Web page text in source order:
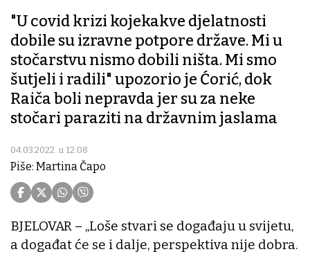
"U covid krizi kojekakve djelatnosti
dobile su izravne potpore države. Mi u
stočarstvu nismo dobili ništa. Mi smo
šutjeli i radili" upozorio je Ćorić, dok
Raiča boli nepravda jer su za neke
stočari paraziti na državnim jaslama
04.03.2022. u 12:08
Piše: Martina Čapo
BJELOVAR – „Loše stvari se događaju u svijetu,
a događat će se i dalje, perspektiva nije dobra.